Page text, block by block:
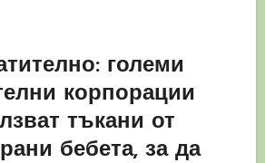
големи
корпорации
тъкани от
бебета, за да